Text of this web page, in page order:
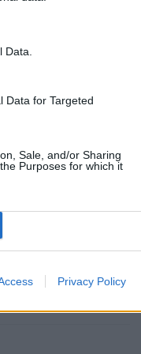
Data for Targeted
Sale, and/or Sharing
Purposes for which it
Privacy Policy
ei tulla
ovat mm.